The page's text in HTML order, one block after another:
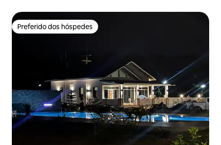
Preferido dos hóspedes
Preferido dos hóspedes